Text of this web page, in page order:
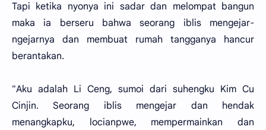
Tapi ketika nyonya ini sadar dan melompat bangun
maka ia berseru bahwa seorang iblis mengejar-
ngejarnya dan membuat rumah tangganya hancur
berantakan.
"Aku adalah Li Ceng, sumoi dari suhengku Kim Cu
Cinjin. Seorang iblis mengejar dan hendak
menangkapku, locianpwe, mempermainkan dan